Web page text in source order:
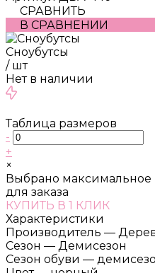
СРАВНИТЬ
В СРАВНЕНИИ
Сноубутсы
/ шт
Нет в наличии
Таблица размеров
-
+
×
Выбрано максимальное
для заказа
КУПИТЬ В 1 КЛИК
Характеристики
Производитель —
Сезон — Демисезон
Сезон обуви —